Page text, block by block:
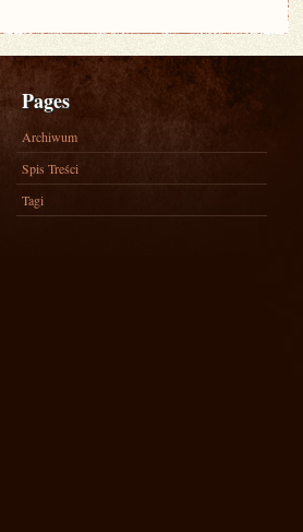
Pages
Archiwum
Spis Treści
Tagi